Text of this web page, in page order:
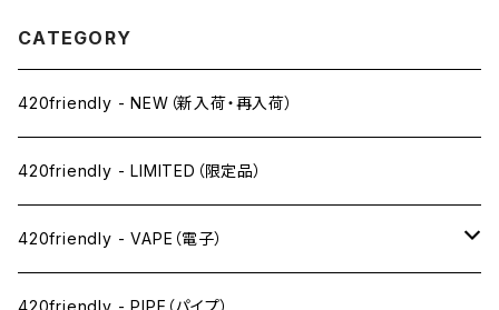
CATEGORY
420friendly - NEW（新入荷・再入荷）
420friendly - LIMITED（限定品）
420friendly - VAPE（電子）
ペン下
420friendly - PIPE（パイプ）